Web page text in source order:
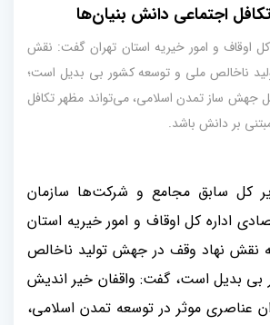
اجتماعی دانش بنیان‌ها
کل اوقاف و امور خیریه استان تهران گفت: نقش
ناخالص ملی و توسعه کشور بی بدیل است؛
جهش ساز تمدن اسلامی، می‌تواند مظهر تکافل
بر دانش باشد.
کل سابق مجامع و شرکت‌ها سازمان
اداره کل اوقاف و امور خیریه استان
نقش نهاد وقف در جهش تولید ناخالص
بدیل است، گفت: واقفان خیر اندیش
عناصری موثر در توسعه تمدن اسلامی،